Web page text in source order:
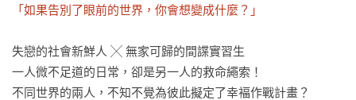
「如果告別了眼前的世界，你會想變成什麼？」
失戀的社會新鮮人 ╳ 無家可歸的間諜實習生
一人微不足道的日常，卻是另一人的救命繩索！
不同世界的兩人，不知不覺為彼此擬定了幸褔作戰計畫？